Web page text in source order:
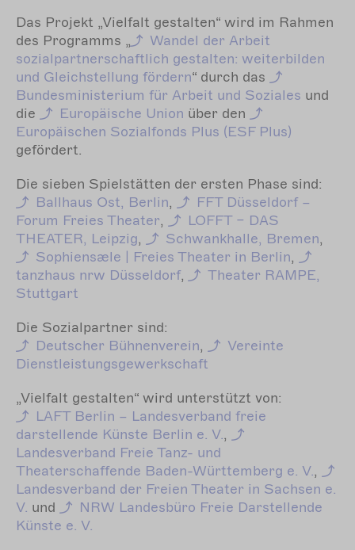
Das Projekt „Vielfalt gestalten“ wird im Rahmen
des Programms „
Wandel der Arbeit
sozialpartnerschaftlich gestalten: weiterbilden
und Gleichstellung fördern“ durch das
Bundesministerium für Arbeit und Soziales und
die
Europäische Union über den
Europäischen Sozialfonds Plus (ESF Plus)
gefördert.
Die sieben Spielstätten der ersten Phase sind:
Ballhaus Ost, Berlin,
FFT Düsseldorf –
Forum Freies Theater,
LOFFT – DAS
THEATER, Leipzig, Schwankhalle, Bremen,
Sophiensæle | Freies Theater in Berlin,
tanzhaus nrw Düsseldorf,
Theater RAMPE,
Stuttgart
Die Sozialpartner sind:
Deutscher Bühnenverein,
Vereinte
Dienstleistungs­gewerkschaft
„Vielfalt gestalten“ wird unterstützt von:
LAFT Berlin – Landesverband freie
darstellende Künste Berlin e. V.,
Landesverband Freie Tanz- und
Theaterschaffende Baden-Württemberg e. V.,
Landesverband der Freien Theater in Sachsen e.
V. und
NRW Landesbüro Freie Darstellende
Künste e. V.